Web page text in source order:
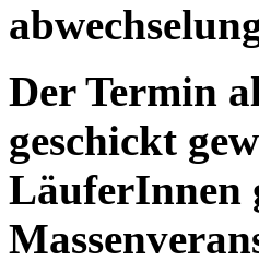
Der Termin
geschickt
LäuferInnen